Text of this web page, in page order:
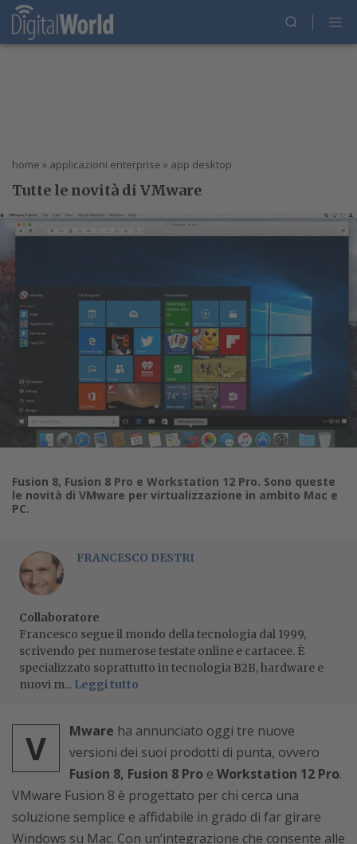
home » applicazioni enterprise » app desktop
Tutte le novità di VMware
Fusion 8, Fusion 8 Pro e Workstation 12 Pro. Sono queste
le novità di VMware per virtualizzazione in ambito Mac e
PC.
FRANCESCO DESTRI
Collaboratore
Francesco segue il mondo della tecnologia dal 1999,
scrivendo per numerose testate online e cartacee. È
specializzato soprattutto in tecnologia B2B, hardware e
nuovi m... Leggi tutto
V Mware ha annunciato oggi tre nuove
versioni dei suoi prodotti di punta, ovvero
Fusion 8, Fusion 8 Pro e Workstation 12 Pro.
VMware Fusion 8 è progettato per chi cerca una
soluzione semplice e affidabile in grado di far girare
Windows su Mac. Con un’integrazione che consente alle